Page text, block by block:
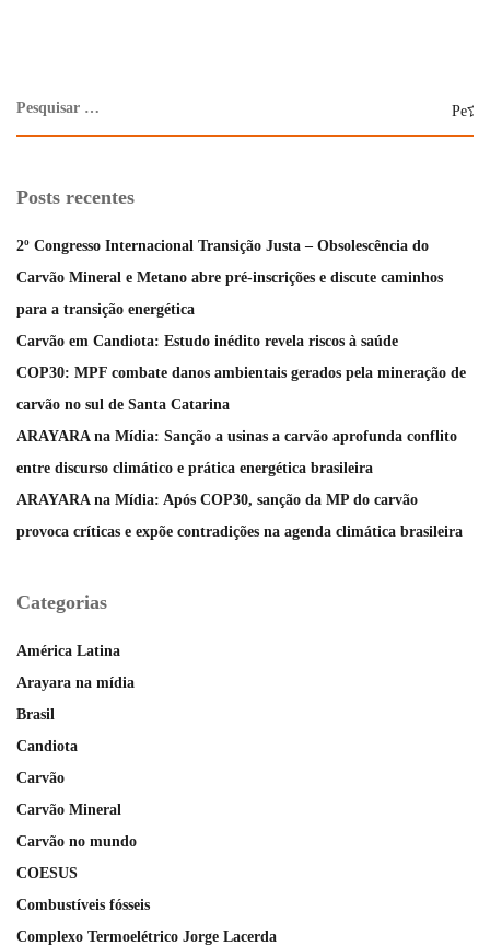
Posts recentes
2º Congresso Internacional Transição Justa – Obsolescência do
Carvão Mineral e Metano abre pré-inscrições e discute caminhos
para a transição energética
Carvão em Candiota: Estudo inédito revela riscos à saúde
COP30: MPF combate danos ambientais gerados pela mineração de
carvão no sul de Santa Catarina
ARAYARA na Mídia: Sanção a usinas a carvão aprofunda conflito
entre discurso climático e prática energética brasileira
ARAYARA na Mídia: Após COP30, sanção da MP do carvão
provoca críticas e expõe contradições na agenda climática brasileira
Categorias
América Latina
Arayara na mídia
Brasil
Candiota
Carvão
Carvão Mineral
Carvão no mundo
COESUS
Combustíveis fósseis
Complexo Termoelétrico Jorge Lacerda